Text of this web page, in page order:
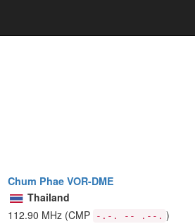
Chum Phae VOR-DME
Thailand
112.90 MHz (CMP -.-. -- .--. )